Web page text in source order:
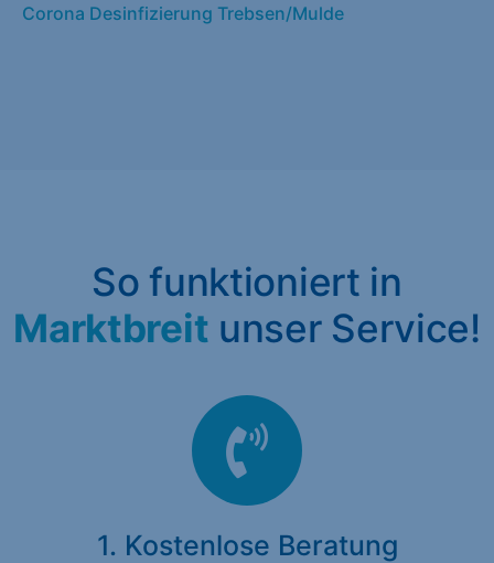
Corona Desinfizierung Trebsen/Mulde
So funktioniert in
Marktbreit unser Service!
1. Kostenlose Beratung